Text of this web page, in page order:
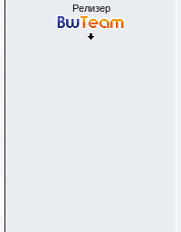
Релизер